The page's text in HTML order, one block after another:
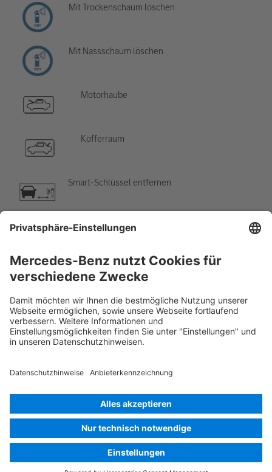
Mit Trockenschaum löschen
Mit Nassschaum löschen
Motorhaube
Kofferraum
Smart-Schlüssel entfernen
Klimaanlage
Gefahr, niedrige Temperatur
Rettungskarte PKW Version 07/2026 01.4 ID-Nr.: 290.658
Sprache auswählen
© 2026Mercedes-Benz AG
Anbieterkennzeichnung
Cookie Einstellungen
Datenschutz
Rechtliche Hinweise